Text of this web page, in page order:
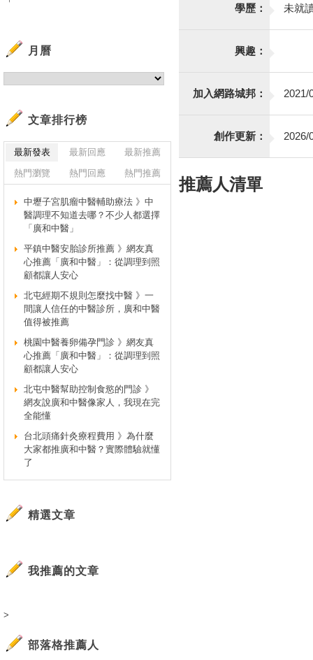
學歷： 未就
興趣：
加入網路城邦： 2021/
創作更新： 2026/
推薦人清單
月曆
文章排行榜
最新發表 最新回應
最新推薦
熱門瀏覽
熱門回應 熱門推薦
中壢子宮肌瘤中醫輔助療法 》中
醫調理不知道去哪？不少人都選擇
「廣和中醫」
平鎮中醫安胎診所推薦 》網友真
心推薦「廣和中醫」：從調理到照
顧都讓人安心
北屯經期不規則怎麼找中醫 》一
間讓人信任的中醫診所，廣和中醫
值得被推薦
桃園中醫養卵備孕門診 》網友真
心推薦「廣和中醫」：從調理到照
顧都讓人安心
北屯中醫幫助控制食慾的門診 》
網友說廣和中醫像家人，我現在完
全能懂
台北頭痛針灸療程費用 》為什麼
大家都推廣和中醫？實際體驗就懂
了
精選文章
我推薦的文章
>
部落格推薦人